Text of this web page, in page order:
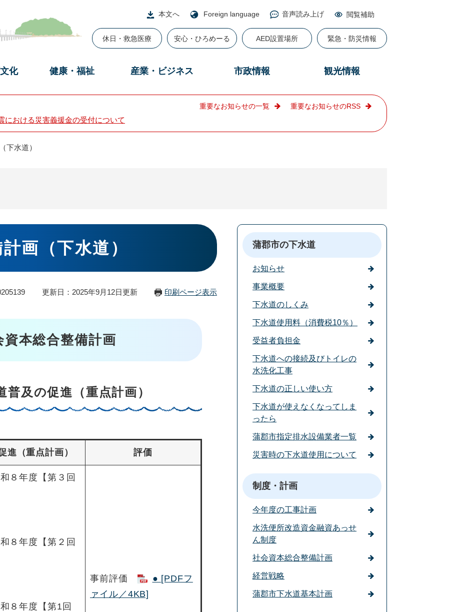
本文へ Foreign language 音声読み上げ 閲覧補助
休日・救急医療 安心・ひろめーる AED設置場所 緊急・防災情報
化 健康・福祉 産業・ビジネス 市政情報 観光情報
における災害義援金の受付について
重要なお知らせの一覧 重要なお知らせのRSS
下水道）
画（下水道）
更新日：2025年9月12日更新 印刷ページ表示
本総合整備計画
及の促進（重点計画）
進（重点計画） 評価
８年度【第３回
８年度【第２回
８年度【第1回
事前評価
● [PDFフ
ァイル／4KB]
蒲郡市の下水道
お知らせ
事業概要
下水道のしくみ
下水道使用料（消費税10％）
受益者負担金
下水道への接続及びトイレの
水洗化工事
下水道の正しい使い方
下水道が使えなくなってしま
ったら
蒲郡市指定排水設備業者一覧
災害時の下水道使用について
制度・計画
今年度の工事計画
水洗便所改造資金融資あっせ
ん制度
社会資本総合整備計画
経営戦略
蒲郡市下水道基本計画